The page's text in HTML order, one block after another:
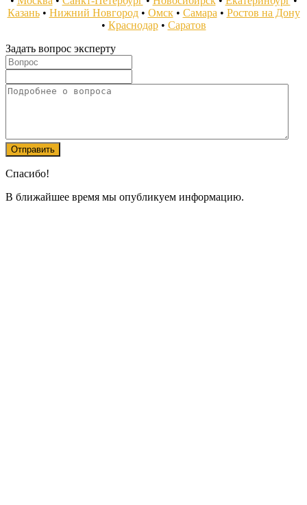
Казань• Нижний Новгород• Омск• Самара • Ростов на Дону
• Краснодар• Саратов
Задать вопрос эксперту
Спасибо!
В ближайшее время мы опубликуем информацию.